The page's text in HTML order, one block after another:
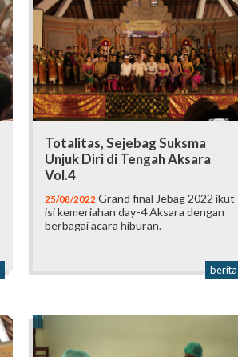
Totalitas, Sejebag Suksma
Unjuk Diri di Tengah Aksara
Vol.4
25/08/2022 Grand final Jebag 2022 ikut
isi kemeriahan day-4 Aksara dengan
berbagai acara hiburan.
berita